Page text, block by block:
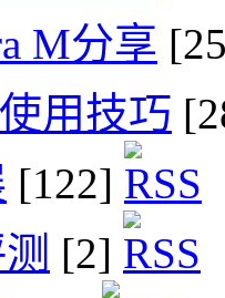
M分享
用技巧
[122]
[2]